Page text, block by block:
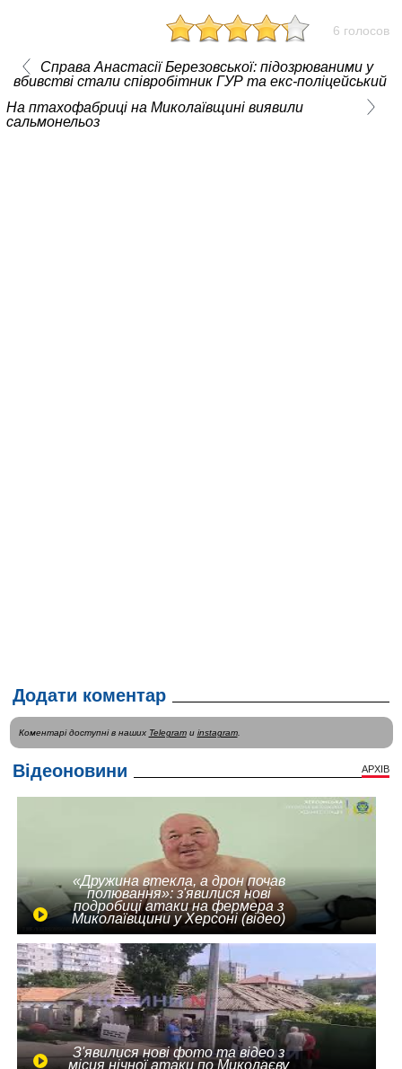
6 голосов
Справа Анастасії Березовської: підозрюваними у
вбивстві стали співробітник ГУР та екс-поліцейський
На птахофабриці на Миколаївщині виявили
сальмонельоз
Додати коментар
Коментарі доступні в наших Telegramи instagram.
Відеоновини АРХІВ
«Дружина втекла, а дрон почав
полювання»: з'явилися нові
подробиці атаки на фермера з
Миколаївщини у Херсоні (відео)
З'явилися нові фото та відео з
місця нічної атаки по Миколаєву